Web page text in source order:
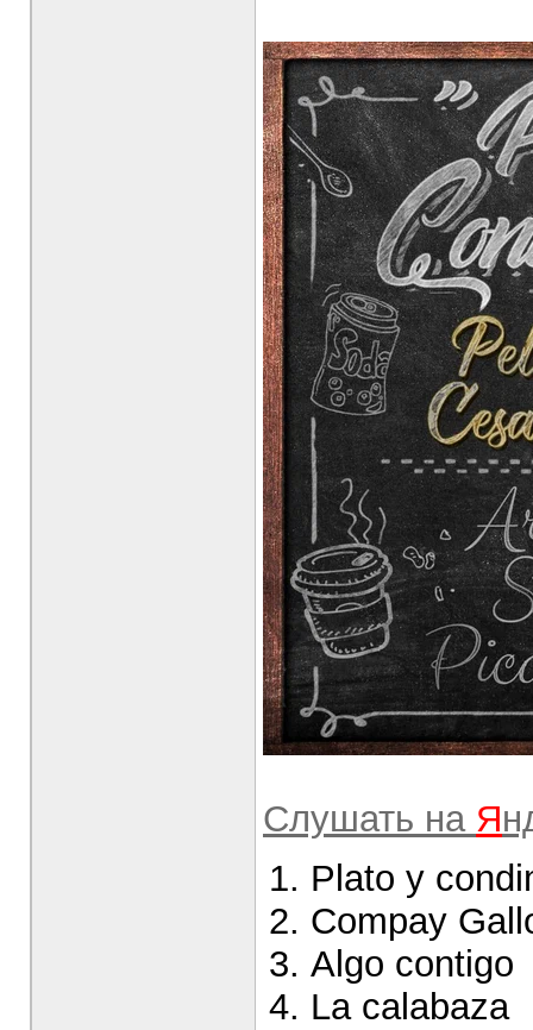
Слушать на Я
Plato y
Compay
Algo contigo
La calabaza